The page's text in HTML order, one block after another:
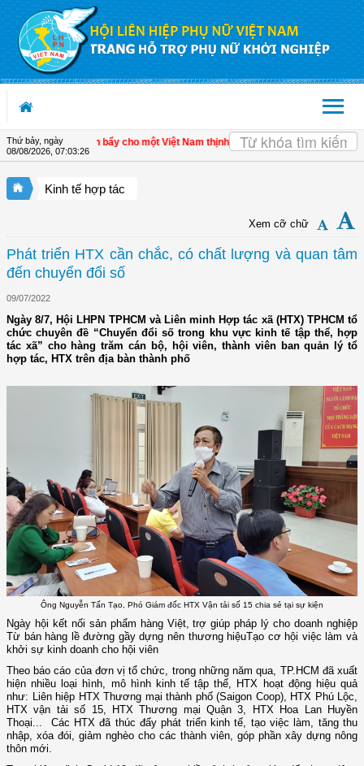
Truy cập nội dung luôn
Thứ bảy, ngày
08/08/2026 07:03:27
tế tư nhân - Đòn bẩy cho một Việt Nam thịnh vượng | Hội LHPN tỉnh Kiên
Kinh tế hợp tác
Xem cỡ chữ
Phát triển HTX cần chắc, có chất lượng và quan tâm
đến chuyển đổi số
09/07/2022
Ngày 8/7, Hội LHPN TPHCM và Liên minh Hợp tác xã (HTX) TPHCM tổ
chức chuyên đề “Chuyển đổi số trong khu vực kinh tế tập thể, hợp
tác xã” cho hàng trăm cán bộ, hội viên, thành viên ban quản lý tổ
hợp tác, HTX trên địa bàn thành phố
Ông Nguyễn Tấn Tạo, Phó Giám đốc HTX Vận tải số 15 chia sẻ tại sự kiện
Ngày hội kết nối sản phẩm hàng Việt, trợ giúp pháp lý cho doanh nghiệp
Từ bán hàng lề đường gầy dựng nên thương hiệuTạo cơ hội việc làm và
khởi sự kinh doanh cho hội viên
Theo báo cáo của đơn vị tổ chức, trong những năm qua, TP.HCM đã xuất
hiện nhiều loại hình, mô hình kinh tế tập thể, HTX hoạt động hiệu quả
như: Liên hiệp HTX Thương mại thành phố (Saigon Coop), HTX Phú Lộc,
HTX vận tải số 15, HTX Thương mại Quận 3, HTX Hoa Lan Huyền
Thoại... Các HTX đã thúc đẩy phát triển kinh tế, tạo việc làm, tăng thu
nhập, xóa đói, giảm nghèo cho các thành viên, góp phần xây dựng nông
thôn mới.